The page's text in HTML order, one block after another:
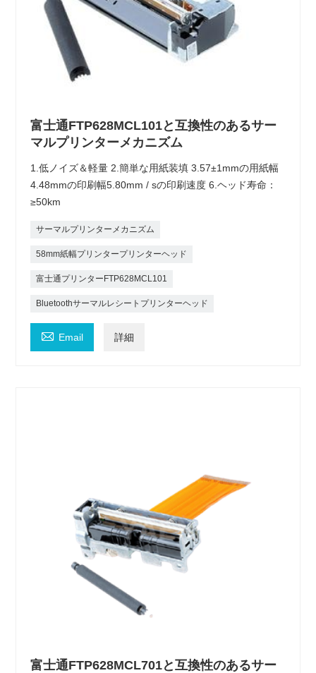
富士通FTP628MCL101と互換性のあるサー
マルプリンターメカニズム
1.低ノイズ＆軽量 2.簡単な用紙装填 3.57±1mmの用紙幅
4.48mmの印刷幅5.80mm / sの印刷速度 6.ヘッド寿命：
≥50km
サーマルプリンターメカニズム
58mm紙幅プリンタープリンターヘッド
富士通プリンターFTP628MCL101
Bluetoothサーマルレシートプリンターヘッド
 Email 詳細
富士通FTP628MCL701と互換性のあるサー